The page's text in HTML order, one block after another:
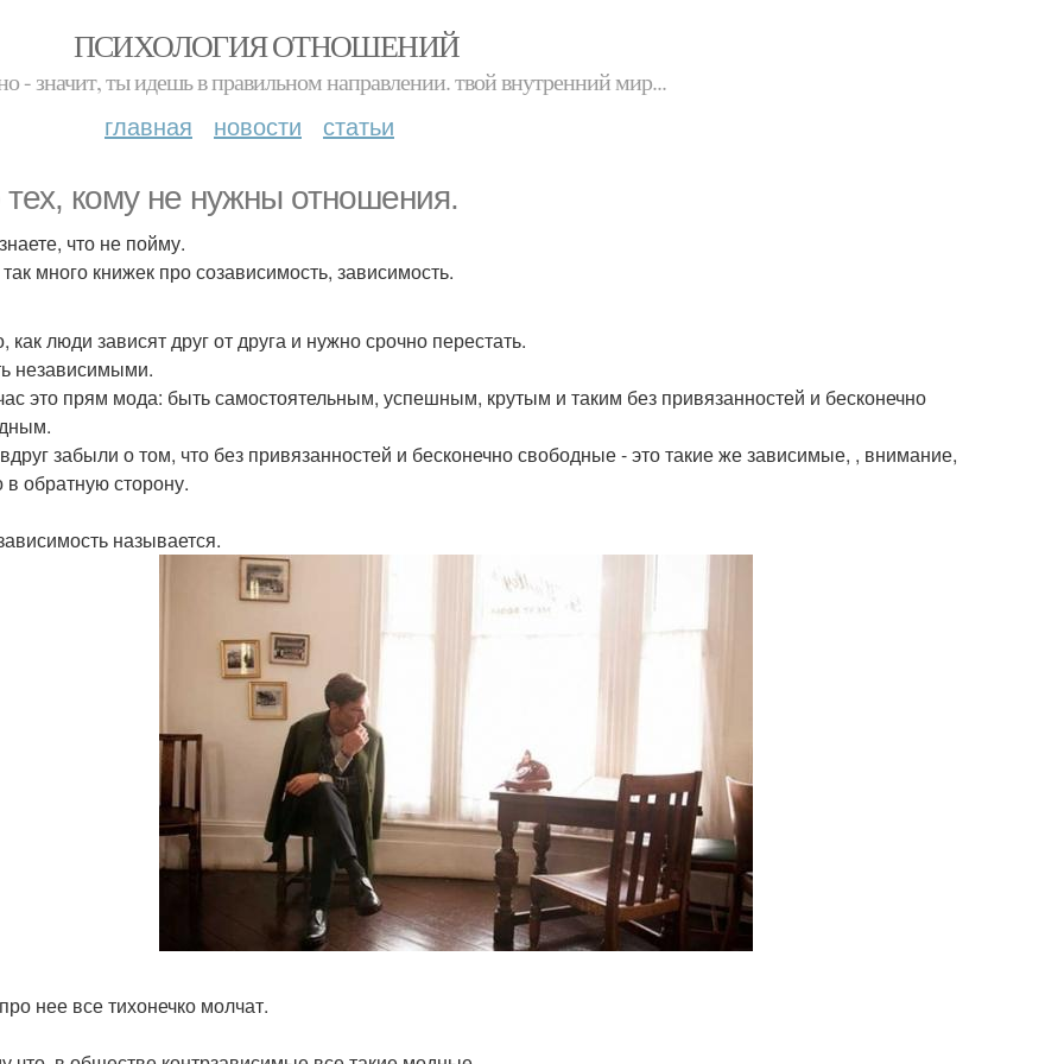
ПСИХОЛОГИЯ ОТНОШЕНИЙ
- значит, ты идешь в правильном направлении. твой внутренний мир...
главная новости статьи
кому не нужны отношения.
что не пойму.
много книжек про созависимость, зависимость.
как люди зависят друг от друга и нужно срочно перестать.
независимыми.
это прям мода: быть самостоятельным, успешным, крутым и таким без привязанностей и бесконечно
забыли о том, что без привязанностей и бесконечно свободные - это такие же зависимые, , внимание,
в обратную сторону.
называется.
нее все тихонечко молчат.